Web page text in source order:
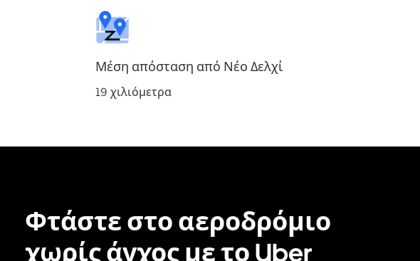
Μέση απόσταση από Νέο Δελχί
19 χιλιόμετρα
Φτάστε στο αεροδρόμιο
χωρίς άγχος με το Uber